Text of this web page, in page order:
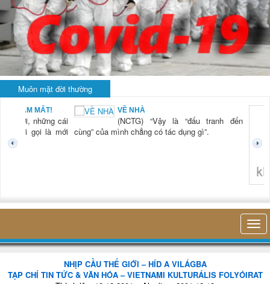
Muôn mặt đời thường
MẤT!
những cái
gọi là mới
VỀ NHÀ
(NCTG) “Vậy là “đấu tranh đến
cùng” của mình chẳng có tác dụng gì”.
NHỊP CẦU THẾ GIỚI – HÍD A VILÁGBA
TẠP CHÍ TIN TỨC & VĂN HÓA – VIETNAMI KULTURÁLIS FOLYÓIRAT